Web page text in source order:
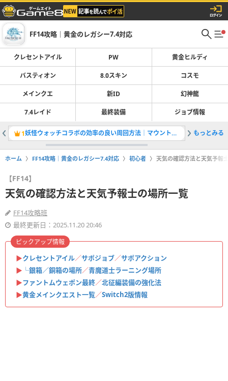
FF14攻略｜黄金のレガシー7.4対応
クレセントアイル PW 黄金ヒルディ
バスティオン 8.0スキン コスモ
メインクエ 新ID 幻神龍
7.4レイド 最終装備 ジョブ情報
1 妖怪ウォッチコラボの効率の良い周回方法｜マウントや武器情報 2
もっとみる
ホーム FF14攻略｜黄金のレガシー7.4対応 初心者 天気の確認方法と天気予報
【FF14】
天気の確認方法と天気予報士の場所一覧
FF14攻略班
最終更新日：2025.11.20 20:46
▶クレセントアイル／サポジョブ／サポアクション
▶ └銀箱／銅箱の場所／青魔道士ラーニング場所
▶ファントムウェポン最終／北征編装備の強化法
▶黄金メインクエスト一覧／Switch2版情報
ピックアップ情報